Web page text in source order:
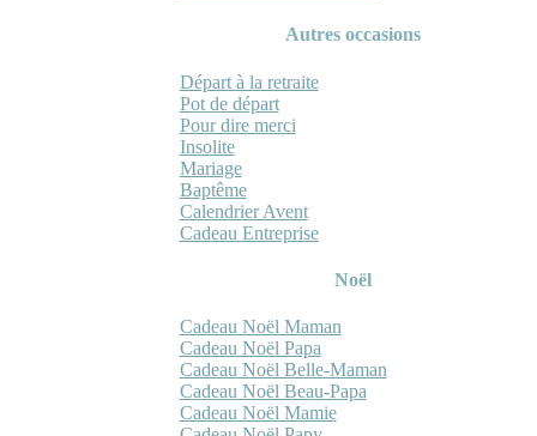
Autres occasions
Départ à la retraite
Pot de départ
Pour dire merci
Insolite
Mariage
Baptême
Calendrier Avent
Cadeau Entreprise
Noël
Cadeau Noël Maman
Cadeau Noël Papa
Cadeau Noël Belle-Maman
Cadeau Noël Beau-Papa
Cadeau Noël Mamie